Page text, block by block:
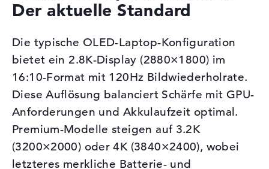
Der aktuelle Standard
Die typische OLED-Laptop-Konfiguration
bietet ein 2.8K-Display (2880×1800) im
16:10-Format mit 120Hz Bildwiederholrate.
Diese Auflösung balanciert Schärfe mit GPU-
Anforderungen und Akkulaufzeit optimal.
Premium-Modelle steigen auf 3.2K
(3200×2000) oder 4K (3840×2400), wobei
letzteres merkliche Batterie- und